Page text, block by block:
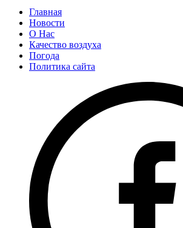
Главная
Новости
О Нас
Качество воздуха
Погода
Политика сайта